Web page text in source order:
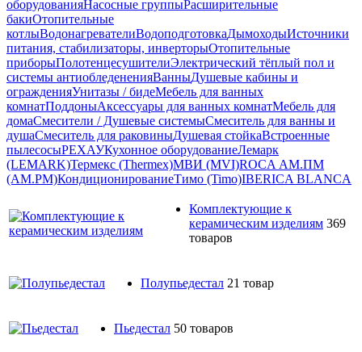
оборудованияНасосные группыРасширительные
бакиОтопительные
котлыВодонагревателиВодоподготовкаДымоходыИсточники
питания, стабилизаторы, инверторыОтопительные
приборыПолотенцесушителиЭлектрический тёплый пол и
системы антиобледененияВанныДушевые кабины и
огражденияУнитазы / бидеМебель для ванных
комнатПоддоныАксессуары для ванных комнатМебель для
домаСмесители / Душевые системыСмеситель для ванны и
душаСмеситель для раковиныДушевая стойкаВстроенные
пылесосыРЕХАУКухонное оборудованиеЛемарк
(LEMARK)Термекс (Thermex)МВИ (MVI)ROCA АМ.ПМ
(AM.PM)КондиционированиеТимо (Timo)IBERICA BLANCA
Комплектующие к
керамическим изделиям 369
товаров
Полупьедестал 21 товар
Пьедестал 50 товаров